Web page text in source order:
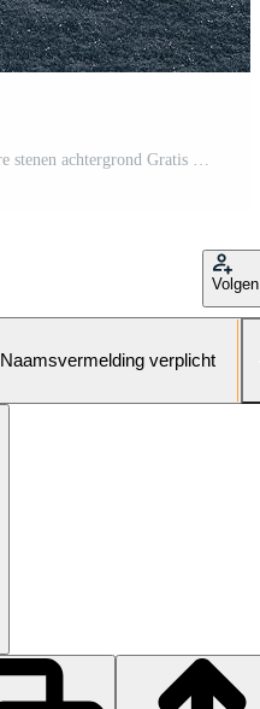
Volgen
Naamsvermelding verplicht